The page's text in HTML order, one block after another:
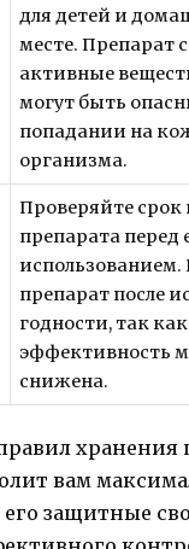
для детей и
месте. Препарат
активные
могут быть
попадании на
организма.
Проверяйте срок
препарата перед
использованием.
препарат после
годности, так как
эффективность
снижена.
хранения
вам
его защитные